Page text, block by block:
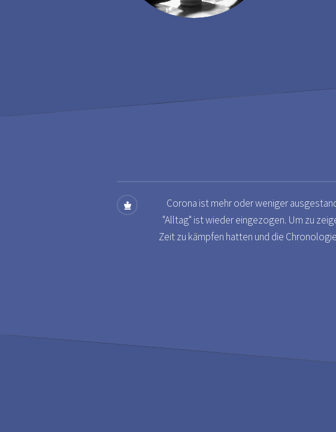
Corona ist mehr oder weniger
"Alltag" ist wieder eingezogen. Um zu
Zeit zu kämpfen hatten und die